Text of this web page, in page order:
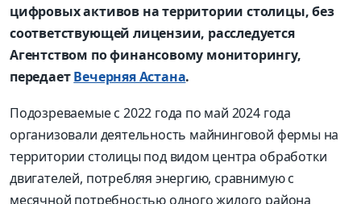
цифровых активов на территории столицы, без
соответствующей лицензии, расследуется
Агентством по финансовому мониторингу,
передаетВечерняя Астана.
Подозреваемые с 2022 года по май 2024 года
организовали деятельность майнинговой фермы на
территории столицы под видом центра обработки
двигателей, потребляя энергию, сравнимую с
месячной потребностью одного жилого района